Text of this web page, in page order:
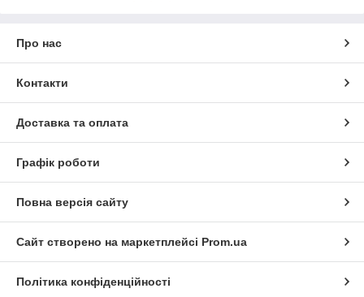
Про нас
Контакти
Доставка та оплата
Графік роботи
Повна версія сайту
Сайт створено на маркетплейсі Prom.ua
Політика конфіденційності